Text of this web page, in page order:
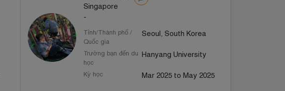
Singapore
-
Tỉnh/Thành phố /
Quốc gia
Seoul, South Korea
Trường bạn đến du
học
Hanyang University
Kỳ học Mar 2025 to May 2025